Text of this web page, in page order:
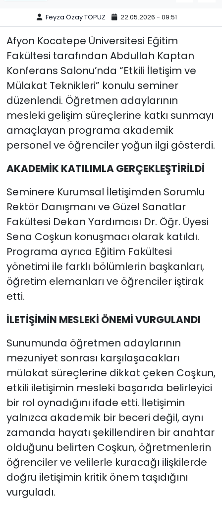
Feyza Özay TOPUZ 22.05.2026 - 09:51
Afyon Kocatepe Üniversitesi Eğitim
Fakültesi tarafından Abdullah Kaptan
Konferans Salonu’nda “Etkili İletişim ve
Mülakat Teknikleri” konulu seminer
düzenlendi. Öğretmen adaylarının
mesleki gelişim süreçlerine katkı sunmayı
amaçlayan programa akademik
personel ve öğrenciler yoğun ilgi gösterdi.
AKADEMİK KATILIMLA GERÇEKLEŞTİRİLDİ
Seminere Kurumsal İletişimden Sorumlu
Rektör Danışmanı ve Güzel Sanatlar
Fakültesi Dekan Yardımcısı Dr. Öğr. Üyesi
Sena Coşkun konuşmacı olarak katıldı.
Programa ayrıca Eğitim Fakültesi
yönetimi ile farklı bölümlerin başkanları,
öğretim elemanları ve öğrenciler iştirak
etti.
İLETİŞİMİN MESLEKİ ÖNEMİ VURGULANDI
Sunumunda öğretmen adaylarının
mezuniyet sonrası karşılaşacakları
mülakat süreçlerine dikkat çeken Coşkun,
etkili iletişimin mesleki başarıda belirleyici
bir rol oynadığını ifade etti. İletişimin
yalnızca akademik bir beceri değil, aynı
zamanda hayatı şekillendiren bir anahtar
olduğunu belirten Coşkun, öğretmenlerin
öğrenciler ve velilerle kuracağı ilişkilerde
doğru iletişimin kritik önem taşıdığını
vurguladı.